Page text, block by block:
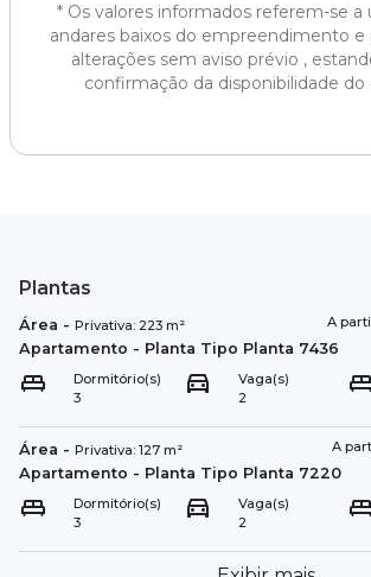
* Os valores informados referem-se a
andares baixos do empreendimento
alterações sem aviso prévio ,
confirmação da disponibilidade do
Plantas
Área - Privativa: 223 m² A
Apartamento - Planta Tipo Planta 7436
Dormitório(s)
3
Vaga(s)
2
Área - Privativa: 127 m² A
Apartamento - Planta Tipo Planta 7220
Dormitório(s)
3
Vaga(s)
2